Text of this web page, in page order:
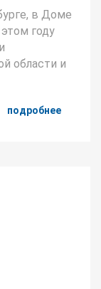
в Доме
году
области и
подробнее